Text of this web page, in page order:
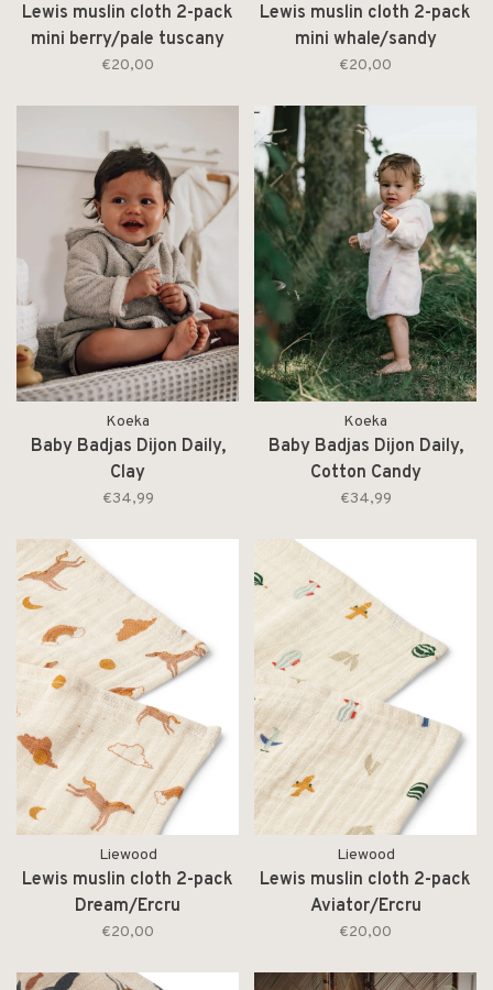
Lewis muslin cloth 2-pack
mini berry/pale tuscany
€20,00
Lewis muslin cloth 2-pack
mini whale/sandy
€20,00
Koeka
Baby Badjas Dijon Daily,
Clay
€34,99
Koeka
Baby Badjas Dijon Daily,
Cotton Candy
€34,99
Liewood
Lewis muslin cloth 2-pack
Dream/Ercru
€20,00
Liewood
Lewis muslin cloth 2-pack
Aviator/Ercru
€20,00